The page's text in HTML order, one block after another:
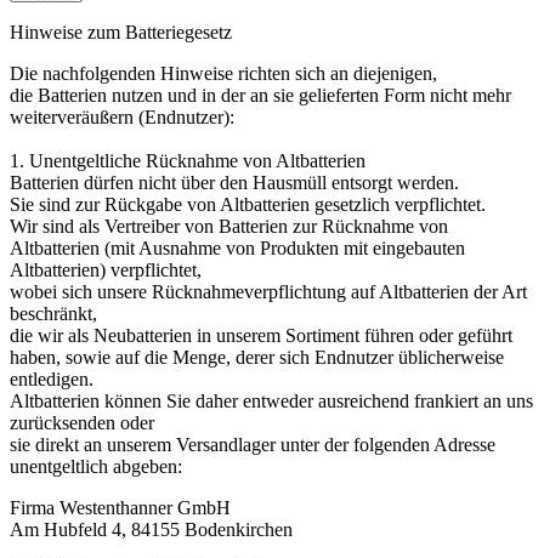
Hinweise zum Batteriegesetz
Die nachfolgenden Hinweise richten sich an diejenigen,
die Batterien nutzen und in der an sie gelieferten Form nicht mehr
weiterveräußern (Endnutzer):
1. Unentgeltliche Rücknahme von Altbatterien
Batterien dürfen nicht über den Hausmüll entsorgt werden.
Sie sind zur Rückgabe von Altbatterien gesetzlich verpflichtet.
Wir sind als Vertreiber von Batterien zur Rücknahme von
Altbatterien (mit Ausnahme von Produkten mit eingebauten
Altbatterien) verpflichtet,
wobei sich unsere Rücknahmeverpflichtung auf Altbatterien der Art
beschränkt,
die wir als Neubatterien in unserem Sortiment führen oder geführt
haben, sowie auf die Menge, derer sich Endnutzer üblicherweise
entledigen.
Altbatterien können Sie daher entweder ausreichend frankiert an uns
zurücksenden oder
sie direkt an unserem Versandlager unter der folgenden Adresse
unentgeltlich abgeben:
Firma Westenthanner GmbH
Am Hubfeld 4, 84155 Bodenkirchen